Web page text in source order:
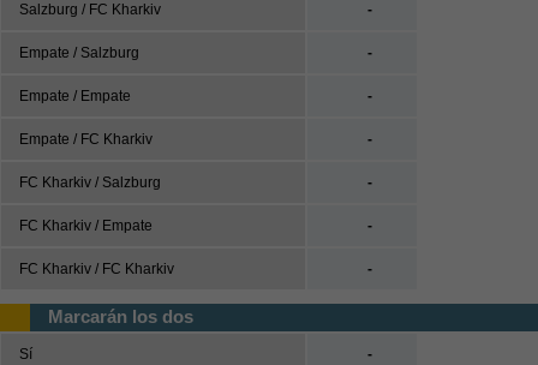
Salzburg / FC Kharkiv
Empate / Salzburg
Empate / Empate
Empate / FC Kharkiv
FC Kharkiv / Salzburg
FC Kharkiv / Empate
FC Kharkiv / FC Kharkiv
-
-
-
-
-
-
-
Marcarán los dos
Sí -
Europa
Euroliga
Eurocup
Tenis
Béisbol
Casas de Apuestas